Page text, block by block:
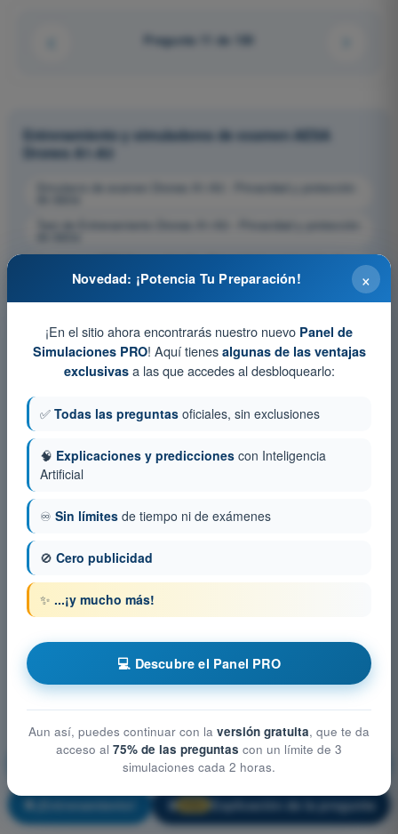
Pregunta 11 de 130
Entrenamiento y simuladores de examen AESA
Drones A1-A3
Simulacro de examen Drones A1-A3 - Privacidad y protección
Test de Entrenamiento Drones A1-A3 - Privacidad y protección
Privacidad y protección de datos
¡Entrenamiento! 🔒 Explicación de la pregunta
×
Novedad: ¡Potencia Tu Preparación!
¡En el sitio ahora encontrarás nuestro nuevo Panel de
Simulaciones PRO! Aquí tienes algunas de las ventajas
exclusivasa las que accedes al desbloquearlo:
✅ Todas las preguntas oficiales, sin exclusiones
🧠 Explicaciones y predicciones con Inteligencia
Artificial
♾️ Sin límites de tiempo ni de exámenes
🚫 Cero publicidad
✨ ...¡y mucho más!
💻 Descubre el Panel PRO
Aun así, puedes continuar con la versión gratuita, que te da
acceso al 75% de las preguntas con un límite de 3
simulaciones cada 2 horas.